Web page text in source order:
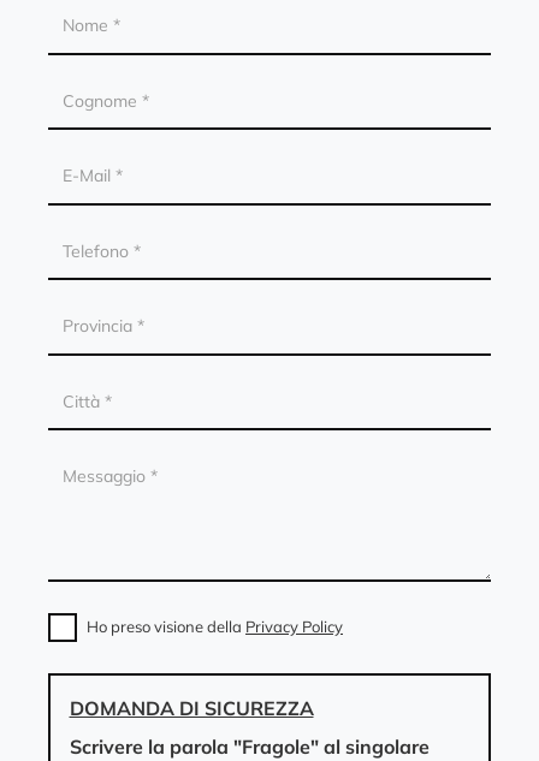
Ho preso visione della Privacy Policy
DOMANDA DI SICUREZZA
Scrivere la parola "Fragole" al singolare